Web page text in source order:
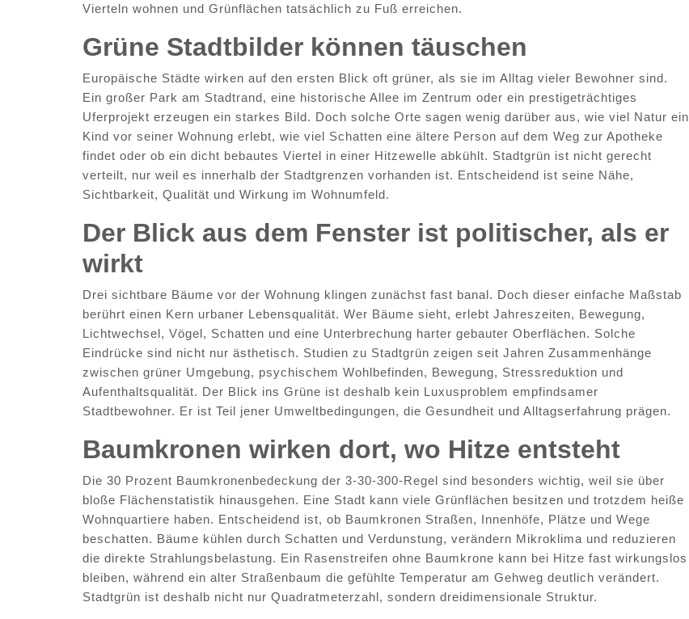
Vierteln wohnen und Grünflächen tatsächlich zu Fuß erreichen.
Grüne Stadtbilder können täuschen
Europäische Städte wirken auf den ersten Blick oft grüner, als sie im Alltag vieler Bewohner sind.
Ein großer Park am Stadtrand, eine historische Allee im Zentrum oder ein prestigeträchtiges
Uferprojekt erzeugen ein starkes Bild. Doch solche Orte sagen wenig darüber aus, wie viel Natur ein
Kind vor seiner Wohnung erlebt, wie viel Schatten eine ältere Person auf dem Weg zur Apotheke
findet oder ob ein dicht bebautes Viertel in einer Hitzewelle abkühlt. Stadtgrün ist nicht gerecht
verteilt, nur weil es innerhalb der Stadtgrenzen vorhanden ist. Entscheidend ist seine Nähe,
Sichtbarkeit, Qualität und Wirkung im Wohnumfeld.
Der Blick aus dem Fenster ist politischer, als er
wirkt
Drei sichtbare Bäume vor der Wohnung klingen zunächst fast banal. Doch dieser einfache Maßstab
berührt einen Kern urbaner Lebensqualität. Wer Bäume sieht, erlebt Jahreszeiten, Bewegung,
Lichtwechsel, Vögel, Schatten und eine Unterbrechung harter gebauter Oberflächen. Solche
Eindrücke sind nicht nur ästhetisch. Studien zu Stadtgrün zeigen seit Jahren Zusammenhänge
zwischen grüner Umgebung, psychischem Wohlbefinden, Bewegung, Stressreduktion und
Aufenthaltsqualität. Der Blick ins Grüne ist deshalb kein Luxusproblem empfindsamer
Stadtbewohner. Er ist Teil jener Umweltbedingungen, die Gesundheit und Alltagserfahrung prägen.
Baumkronen wirken dort, wo Hitze entsteht
Die 30 Prozent Baumkronenbedeckung der 3-30-300-Regel sind besonders wichtig, weil sie über
bloße Flächenstatistik hinausgehen. Eine Stadt kann viele Grünflächen besitzen und trotzdem heiße
Wohnquartiere haben. Entscheidend ist, ob Baumkronen Straßen, Innenhöfe, Plätze und Wege
beschatten. Bäume kühlen durch Schatten und Verdunstung, verändern Mikroklima und reduzieren
die direkte Strahlungsbelastung. Ein Rasenstreifen ohne Baumkrone kann bei Hitze fast wirkungslos
bleiben, während ein alter Straßenbaum die gefühlte Temperatur am Gehweg deutlich verändert.
Stadtgrün ist deshalb nicht nur Quadratmeterzahl, sondern dreidimensionale Struktur.